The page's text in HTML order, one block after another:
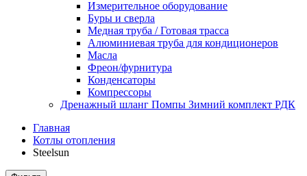
Измерительное оборудование
Буры и сверла
Медная труба / Готовая трасса
Алюминиевая труба для кондиционеров
Масла
Фреон/фурнитура
Конденсаторы
Компрессоры
Дренажный шланг Помпы Зимний комплект РДК
Главная
Котлы отопления
Steelsun